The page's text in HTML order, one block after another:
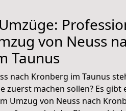
von Neuss
Taunus
nach Kronberg im Taunus
zuerst machen sollen? Es
Umzug von Neuss nach